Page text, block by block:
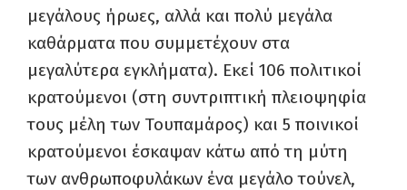
μεγάλους ήρωες, αλλά και πολύ μεγάλα
καθάρματα που συμμετέχουν στα
μεγαλύτερα εγκλήματα). Εκεί 106 πολιτικοί
κρατούμενοι (στη συντριπτική πλειοψηφία
τους μέλη των Τουπαμάρος) και 5 ποινικοί
κρατούμενοι έσκαψαν κάτω από τη μύτη
των ανθρωποφυλάκων ένα μεγάλο τούνελ,